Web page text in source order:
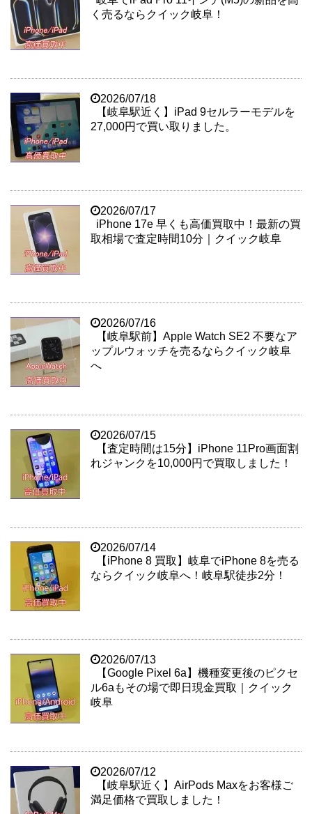
く売るならクイック岐阜！
2026/07/18
【岐阜駅近く】iPad 9セルラーモデルを
27,000円で買い取りました。
2026/07/17
iPhone 17e 早くも高価買取中！最新の買
取相場で査定時間10分｜クイック岐阜
2026/07/16
【岐阜駅前】Apple Watch SE2 不要なア
ップルウォッチを売るならクイック岐阜
へ
2026/07/15
【査定時間は15分】iPhone 11Pro画面割
れジャンクを10,000円で買取しました！
2026/07/14
【iPhone 8 買取】岐阜でiPhone 8を売る
ならクイック岐阜へ！岐阜駅徒歩2分！
2026/07/13
【Google Pixel 6a】機種変更後のピクセ
ル6aもその場で即日現金買取｜クイック
岐阜
2026/07/12
【岐阜駅近く】AirPods Maxをお客様ご
満足価格で買取しました！